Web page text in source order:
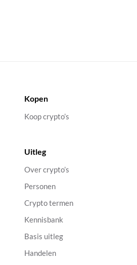
Kopen
Koop crypto’s
Uitleg
Over crypto’s
Personen
Crypto termen
Kennisbank
Basis uitleg
Handelen